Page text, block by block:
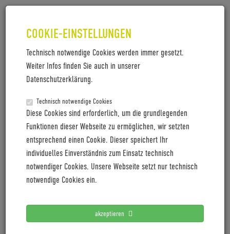
COOKIE-EINSTELLUNGEN
Technisch notwendige Cookies werden immer gesetzt.
Weiter Infos finden Sie auch in unserer
Datenschutzerklärung.
Technisch notwendige Cookies
Diese Cookies sind erforderlich, um die grundlegenden
Funktionen dieser Webseite zu ermöglichen, wir setzten
entsprechend einen Cookie. Dieser speichert Ihr
individuelles Einverständnis zum Einsatz technisch
notwendiger Cookies. Unsere Webseite setzt nur technisch
notwendige Cookies ein.
akzeptieren
BZEN AUSWAHL HIGHRES (C)
BZEN Auswahl highres (c) BZEN SPRL
LETZTE PRESSEMITTEILUNGEN
Coboc blickt mit positiver Vororder auf 2027
Cyclingworld Europe expands its trade show concept for